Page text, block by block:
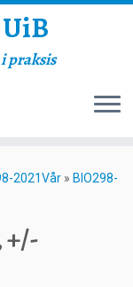
praksis
2021Vår » BIO298-
+/-